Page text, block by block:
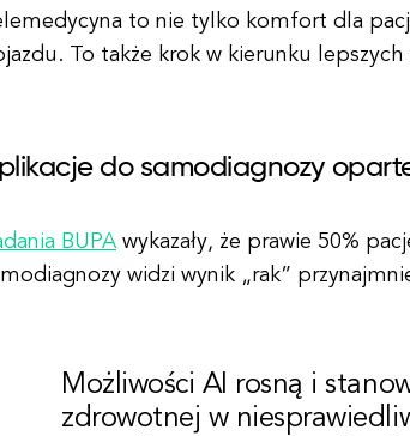
to nie tylko komfort dla
To także krok w kierunku
do samodiagnozy
BUPAwykazały, że prawie 50%
widzi wynik „rak”
Możliwości AI rosną i
zdrowotnej w